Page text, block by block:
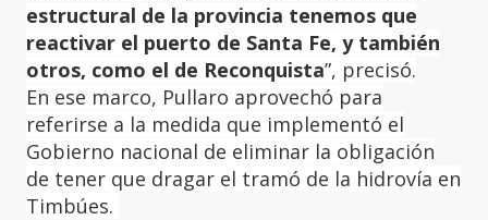
estructural de la provincia tenemos que
reactivar el puerto de Santa Fe, y también
otros, como el de Reconquista”, precisó.
En ese marco, Pullaro aprovechó para
referirse a la medida que implementó el
Gobierno nacional de eliminar la obligación
de tener que dragar el tramó de la hidrovía en
Timbúes.